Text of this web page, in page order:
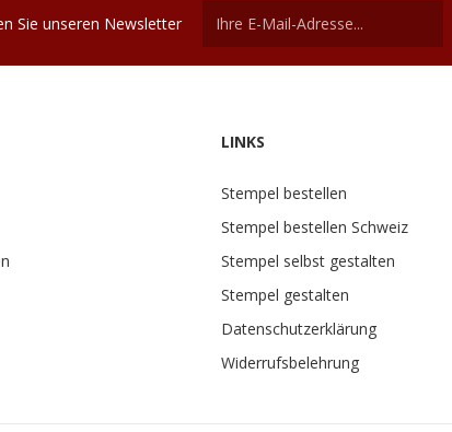
Sie unseren Newsletter
LINKS
Stempel bestellen
Stempel bestellen Schweiz
Stempel selbst gestalten
Stempel gestalten
Datenschutzerklärung
Widerrufsbelehrung